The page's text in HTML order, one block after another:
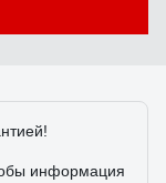
28.06.2023
информация